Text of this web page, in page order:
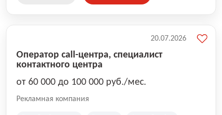
Оператор call-центра, специалист
контактного центра
от 60 000 до 100 000 руб./мес.
Рекламная компания
20.07.2026